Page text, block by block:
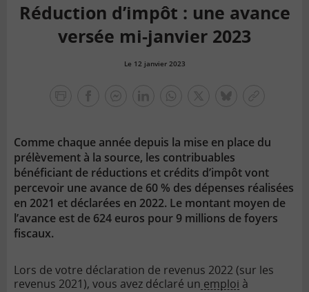
Réduction d’impôt : une avance
versée mi-janvier 2023
Le 12 janvier 2023
Comme chaque année depuis la mise en place du
prélèvement à la source, les contribuables
bénéficiant de réductions et crédits d’impôt vont
percevoir une avance de 60 % des dépenses réalisées
en 2021 et déclarées en 2022. Le montant moyen de
l’avance est de 624 euros pour 9 millions de foyers
fiscaux.
Lors de votre déclaration de revenus 2022 (sur les
revenus 2021), vous avez déclaré un emploi à